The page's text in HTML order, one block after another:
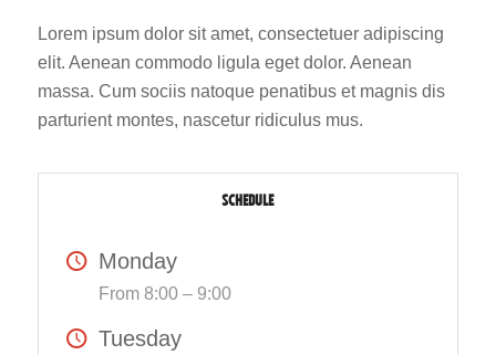
Lorem ipsum dolor sit amet, consectetuer adipiscing
elit. Aenean commodo ligula eget dolor. Aenean
massa. Cum sociis natoque penatibus et magnis dis
parturient montes, nascetur ridiculus mus.
SCHEDULE
Monday
From 8:00 – 9:00
Tuesday